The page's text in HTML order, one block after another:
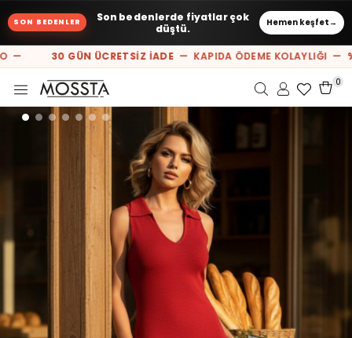
SON BEDENLER
Son bedenlerde fiyatlar çok
düştü.
Hemen keşfet →
— 30 GÜN ÜCRETSİZ İADE— KAPIDA ÖDEME KOLAYLIĞI —
0